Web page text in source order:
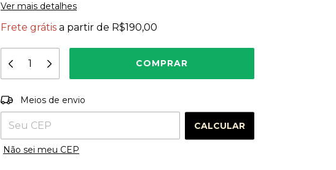
Ver mais detalhes
Frete grátis a partir de R$190,00
Entregas para o CEP:
Meios de envio
CALCULAR
Não sei meu CEP